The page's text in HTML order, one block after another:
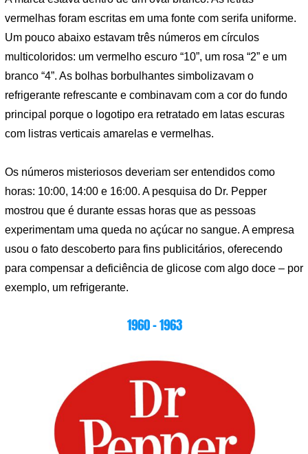
vermelhas foram escritas em uma fonte com serifa uniforme.
Um pouco abaixo estavam três números em círculos
multicoloridos: um vermelho escuro “10”, um rosa “2” e um
branco “4”. As bolhas borbulhantes simbolizavam o
refrigerante refrescante e combinavam com a cor do fundo
principal porque o logotipo era retratado em latas escuras
com listras verticais amarelas e vermelhas.
Os números misteriosos deveriam ser entendidos como
horas: 10:00, 14:00 e 16:00. A pesquisa do Dr. Pepper
mostrou que é durante essas horas que as pessoas
experimentam uma queda no açúcar no sangue. A empresa
usou o fato descoberto para fins publicitários, oferecendo
para compensar a deficiência de glicose com algo doce – por
exemplo, um refrigerante.
1960 – 1963